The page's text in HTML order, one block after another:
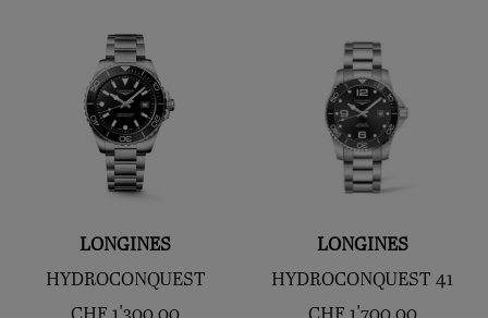
LONGINES
HYDROCONQUEST
LONGINES
HYDROCONQUEST 41